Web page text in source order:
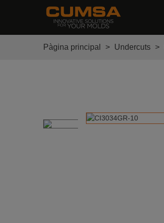
Pàgina principal > Undercuts >